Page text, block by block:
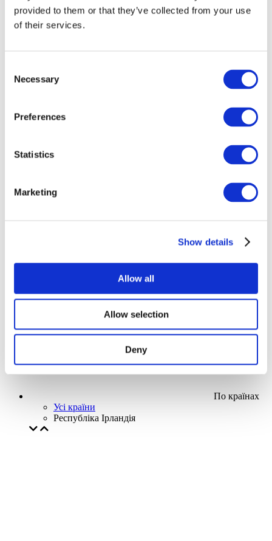
provided to them or that they’ve collected from your use
of their services.
Selection
Necessary
Preferences
Statistics
Marketing
Show details
Allow all
Allow selection
Deny
Заходи
Наша спецпропозиція
Без піджанру
По країнах
Усі країни
Республіка Ірландія